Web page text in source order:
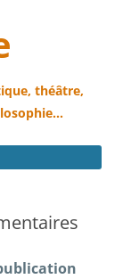
théâtre,